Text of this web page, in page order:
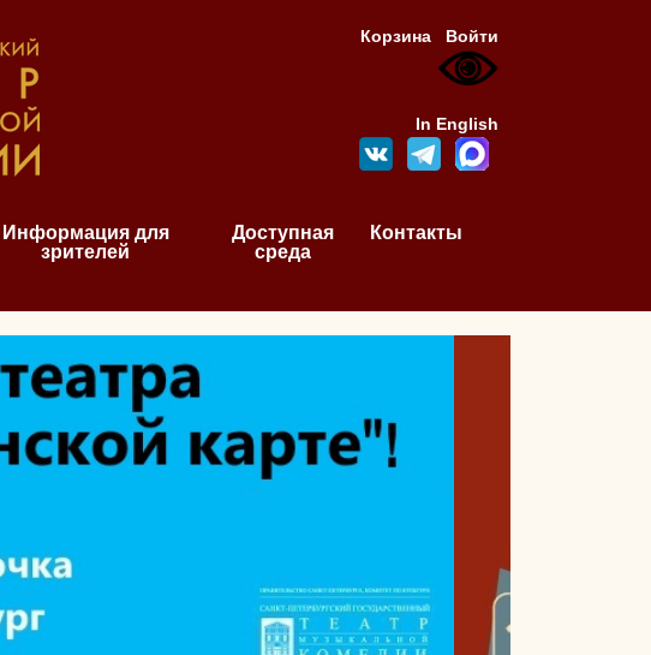
Корзина Войти
In English
Информация для
зрителей
Доступная
среда
Контакты